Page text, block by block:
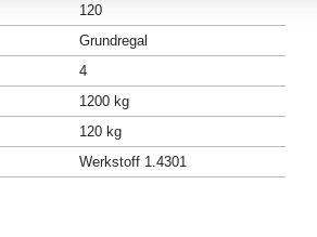
120
Grundregal
4
1200 kg
120 kg
Werkstoff 1.4301